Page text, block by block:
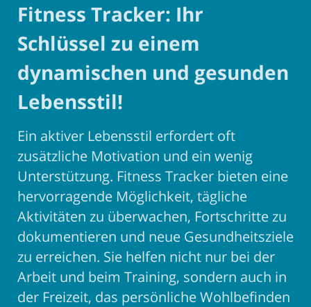
Fitness Tracker: Ihr
Schlüssel zu einem
dynamischen und gesunden
Lebensstil!
Ein aktiver Lebensstil erfordert oft
zusätzliche Motivation und ein wenig
Unterstützung. Fitness Tracker bieten eine
hervorragende Möglichkeit, tägliche
Aktivitäten zu überwachen, Fortschritte zu
dokumentieren und neue Gesundheitsziele
zu erreichen. Sie helfen nicht nur bei der
Arbeit und beim Training, sondern auch in
der Freizeit, das persönliche Wohlbefinden